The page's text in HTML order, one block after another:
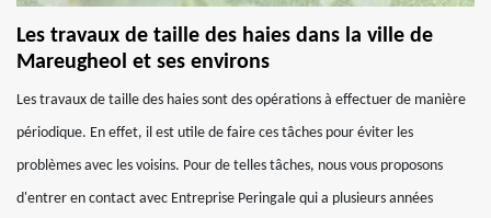
Les travaux de taille des haies dans la ville de
Mareugheol et ses environs
Les travaux de taille des haies sont des opérations à effectuer de manière
périodique. En effet, il est utile de faire ces tâches pour éviter les
problèmes avec les voisins. Pour de telles tâches, nous vous proposons
d'entrer en contact avec Entreprise Peringale qui a plusieurs années